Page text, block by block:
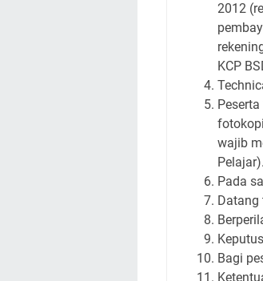
2012
KCP
wajib
Pelajar).
Pada
Datang
Bagi